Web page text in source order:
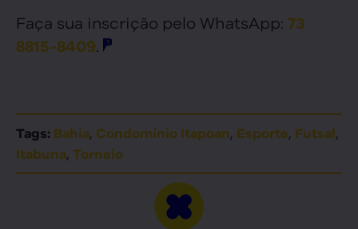
Faça sua inscrição pelo WhatsApp: 73
8815-8409.
Tags: Bahia, Condomínio Itapoan, Esporte, Futsal,
Itabuna, Torneio